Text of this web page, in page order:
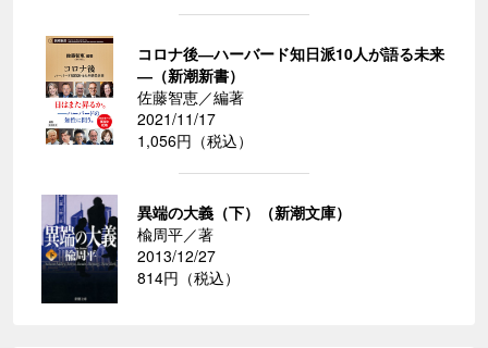
コロナ後―ハーバード知日派10人が語る未来
―（新潮新書）
佐藤智恵／編著
2021/11/17
1,056円（税込）
異端の大義（下）（新潮文庫）
楡周平／著
2013/12/27
814円（税込）